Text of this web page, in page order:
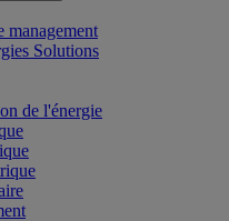
management
Solutions
de l'énergie